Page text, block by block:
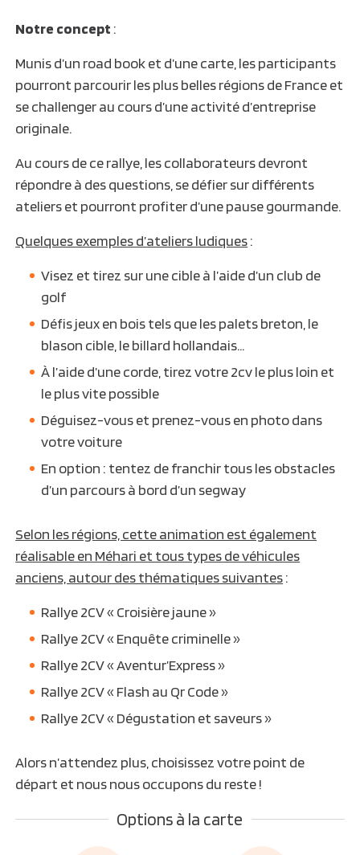
Notre concept :
Munis d’un road book et d’une carte, les participants
pourront parcourir les plus belles régions de France et
se challenger au cours d’une activité d’entreprise
originale.
Au cours de ce rallye, les collaborateurs devront
répondre à des questions, se défier sur différents
ateliers et pourront profiter d’une pause gourmande.
Quelques exemples d’ateliers ludiques:
Visez et tirez sur une cible à l’aide d’un club de
golf
Défis jeux en bois tels que les palets breton, le
blason cible, le billard hollandais…
À l’aide d’une corde, tirez votre 2cv le plus loin et
le plus vite possible
Déguisez-vous et prenez-vous en photo dans
votre voiture
En option : tentez de franchir tous les obstacles
d’un parcours à bord d’un segway
Selon les régions, cette animation est également
réalisable en Méhari et tous types de véhicules
anciens, autour des thématiques suivantes:
Rallye 2CV « Croisière jaune »
Rallye 2CV « Enquête criminelle »
Rallye 2CV « Aventur’Express »
Rallye 2CV « Flash au Qr Code »
Rallye 2CV « Dégustation et saveurs »
Alors n’attendez plus, choisissez votre point de
départ et nous nous occupons du reste !
Options à la carte